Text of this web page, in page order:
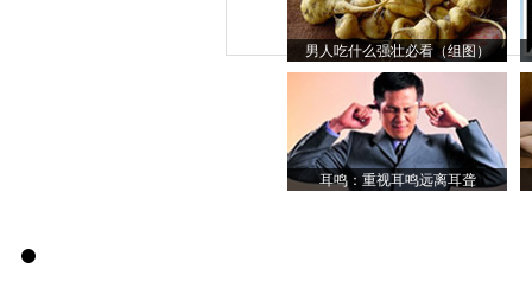
男人吃什么强壮必看（组图）
耳鸣：重视耳鸣远离耳聋